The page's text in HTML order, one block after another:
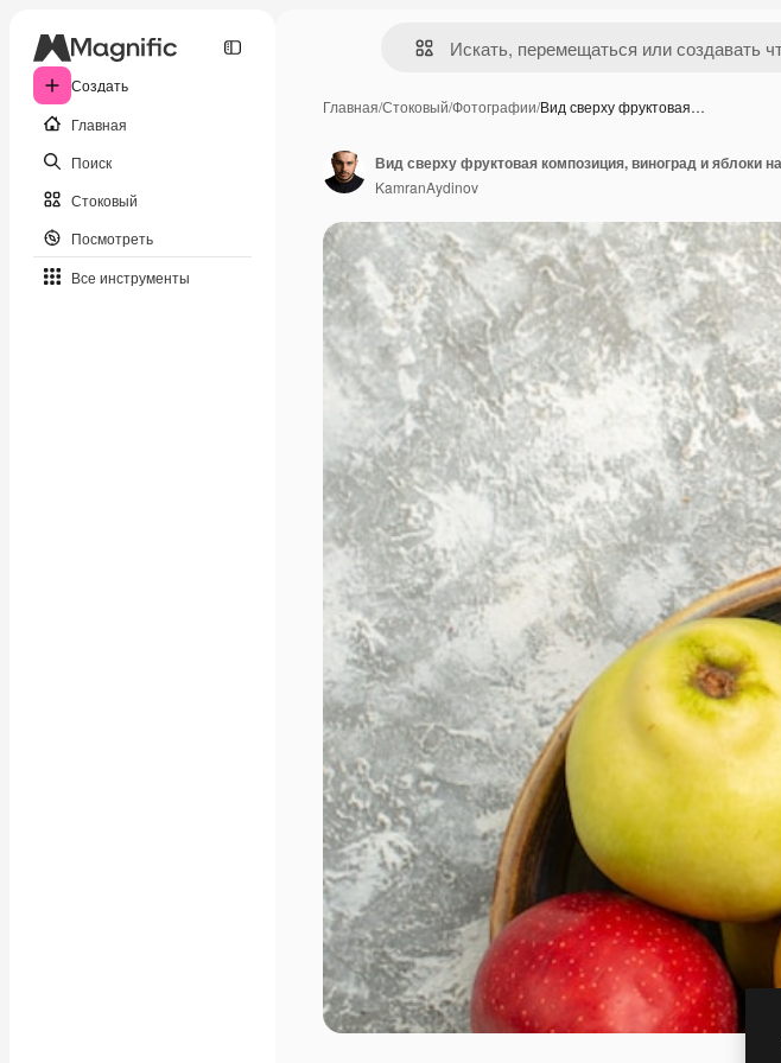
Создать
Главная
Поиск
Стоковый
Посмотреть
Все инструменты
Главная/Стоковый/Фотографии/Вид сверху фруктовая…
KamranAydinov